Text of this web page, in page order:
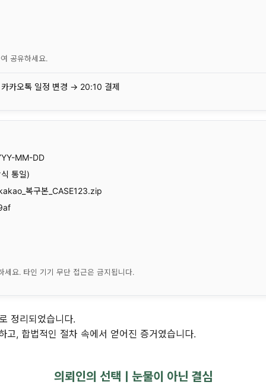
공유하세요.
카오톡 일정 변경 → 20:10 결제
MM-DD
통일)
복구본_CASE123.zip
요. 타인 기기 무단 접근은 금지됩니다.
정리되었습니다.
고, 합법적인 절차 속에서 얻어진 증거였습니다.
의뢰인의 선택ㅣ눈물이 아닌 결심